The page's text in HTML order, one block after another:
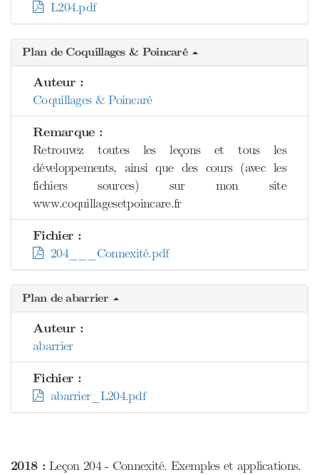
L204.pdf
Plan de Coquillages & Poincaré
Auteur :
Coquillages & Poincaré
Remarque :
Retrouvez toutes les leçons et tous les
développements, ainsi que des cours (avec les
fichiers sources) sur mon site
www.coquillagesetpoincare.fr
Fichier :
204___Connexité.pdf
Plan de abarrier
Auteur :
abarrier
Fichier :
abarrier_L204.pdf
2018 :Leçon 204 - Connexité. Exemples et applications.